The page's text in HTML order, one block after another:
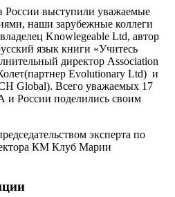
России выступили уважаемые
наши зарубежные коллеги
Knowlegeable Ltd, автор
язык книги «Учитесь
директор Association
Evolutionary Ltd) и
Global). Всего уважаемых 17
России поделились своим
эксперта по
КМ Клуб Марии